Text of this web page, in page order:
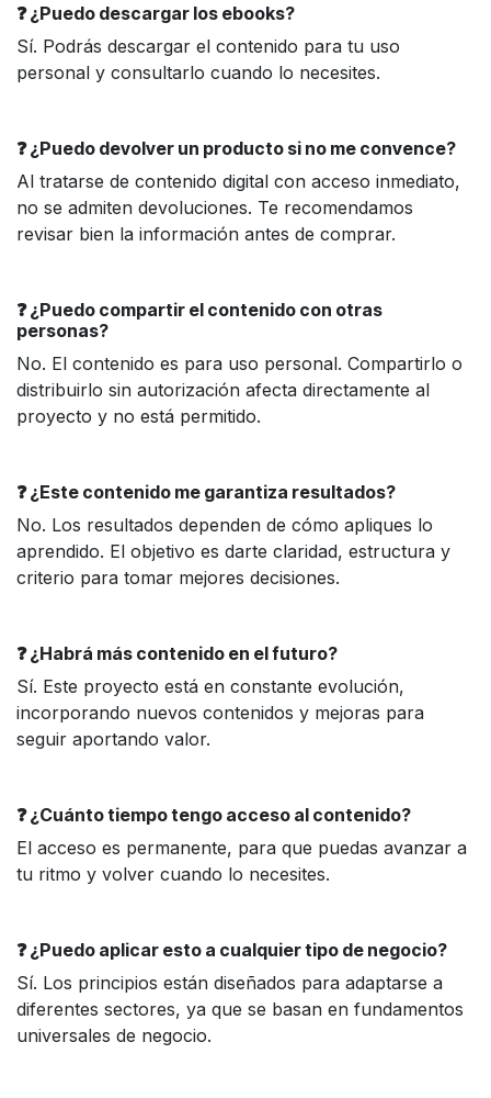
❓ ¿Puedo descargar los ebooks?
Sí. Podrás descargar el contenido para tu uso
personal y consultarlo cuando lo necesites.
❓ ¿Puedo devolver un producto si no me convence?
Al tratarse de contenido digital con acceso inmediato,
no se admiten devoluciones. Te recomendamos
revisar bien la información antes de comprar.
❓ ¿Puedo compartir el contenido con otras
personas?
No. El contenido es para uso personal. Compartirlo o
distribuirlo sin autorización afecta directamente al
proyecto y no está permitido.
❓ ¿Este contenido me garantiza resultados?
No. Los resultados dependen de cómo apliques lo
aprendido. El objetivo es darte claridad, estructura y
criterio para tomar mejores decisiones.
❓ ¿Habrá más contenido en el futuro?
Sí. Este proyecto está en constante evolución,
incorporando nuevos contenidos y mejoras para
seguir aportando valor.
❓ ¿Cuánto tiempo tengo acceso al contenido?
El acceso es permanente, para que puedas avanzar a
tu ritmo y volver cuando lo necesites.
❓ ¿Puedo aplicar esto a cualquier tipo de negocio?
Sí. Los principios están diseñados para adaptarse a
diferentes sectores, ya que se basan en fundamentos
universales de negocio.